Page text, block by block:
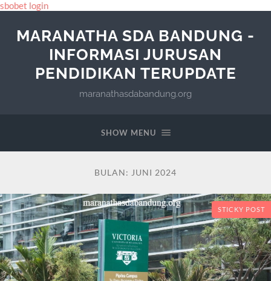
sbobet login
MARANATHA SDA BANDUNG -
INFORMASI JURUSAN
PENDIDIKAN TERUPDATE
maranathasdabandung.org
SHOW MENU
BULAN: JUNI 2024
STICKY POST